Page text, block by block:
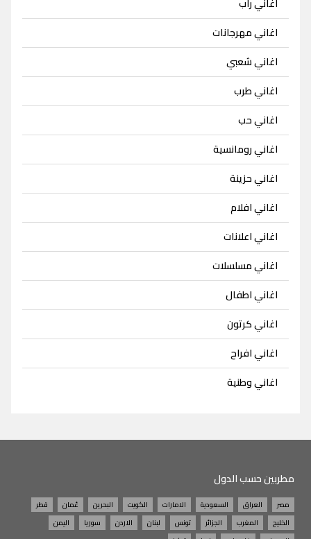
اغاني مهرجانات
اغاني شعبي
اغاني طرب
اغاني حب
اغاني رومانسية
اغاني حزينة
اغاني افلام
اغاني اعلانات
اغاني مسلسلات
اغاني اطفال
اغاني كرتون
اغاني افراح
اغاني وطنية
مطربين حسب الدول
مصر العراق السعودية الامارات الكويت البحرين عُمان
قطر
الخليج
المغرب الجزائر تونس لبنان الاردن سوريا
اليمن